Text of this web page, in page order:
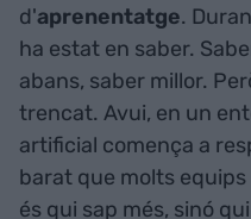
d'aprenentatge.
ha estat en saber.
abans, saber millor.
trencat. Avui, en un
artificial comença a
barat que molts
és qui sap més, sinó